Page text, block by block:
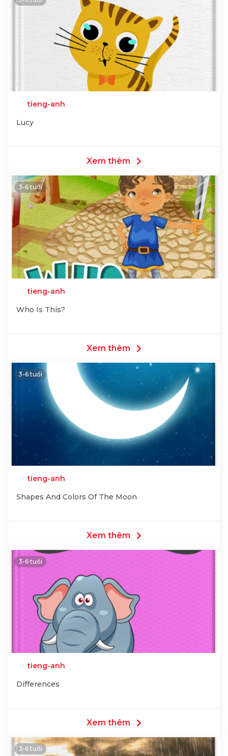
tieng-anh
Lucy
Xem thêm
3-6 tuổi
tieng-anh
Who Is This?
Xem thêm
3-6 tuổi
tieng-anh
Shapes And Colors Of The Moon
Xem thêm
3-6 tuổi
tieng-anh
Differences
Xem thêm
3-6 tuổi